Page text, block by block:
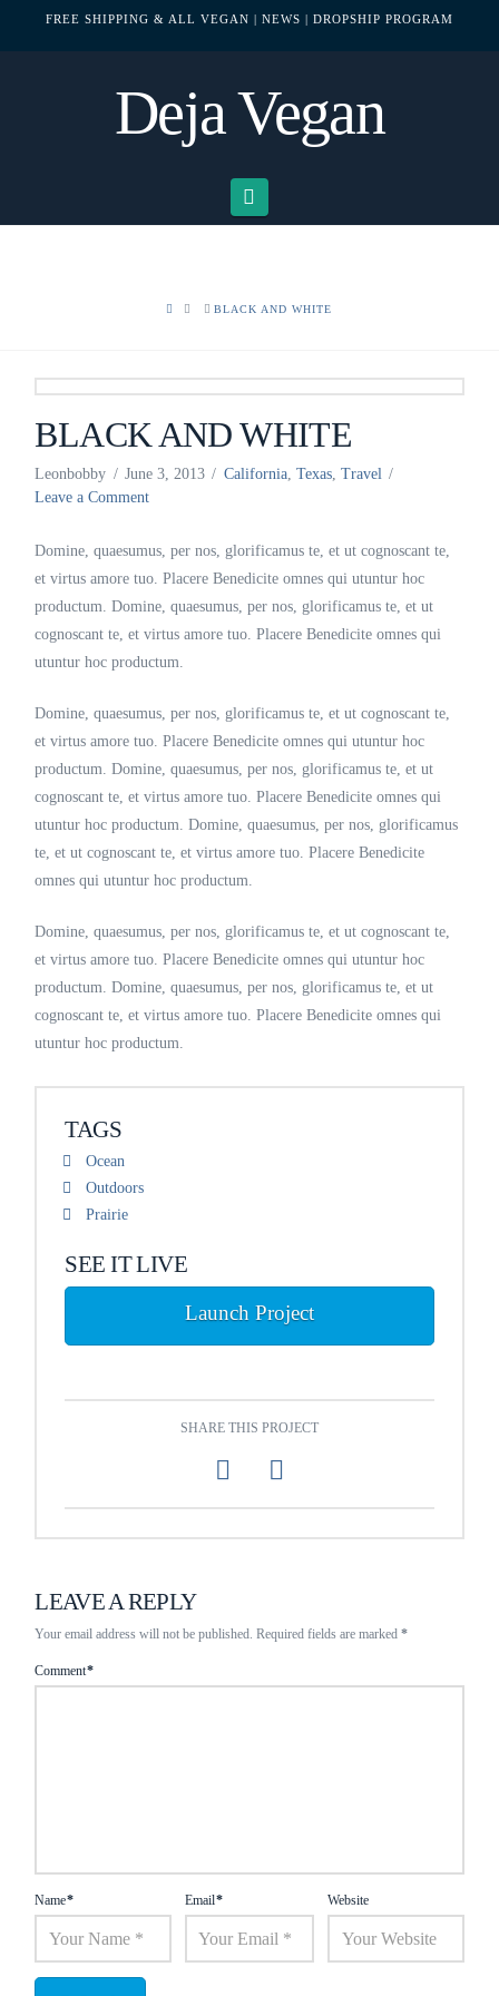
FREE SHIPPING & ALL VEGAN | NEWS | DROPSHIP PROGRAM
Deja Vegan
HOME BLACK AND WHITE
BLACK AND WHITE
Leonbobby June 3, 2013 California, Texas, Travel
Leave a Comment
Domine, quaesumus, per nos, glorificamus te, et ut cognoscant te,
et virtus amore tuo. Placere Benedicite omnes qui utuntur hoc
productum. Domine, quaesumus, per nos, glorificamus te, et ut
cognoscant te, et virtus amore tuo. Placere Benedicite omnes qui
utuntur hoc productum.
Domine, quaesumus, per nos, glorificamus te, et ut cognoscant te,
et virtus amore tuo. Placere Benedicite omnes qui utuntur hoc
productum. Domine, quaesumus, per nos, glorificamus te, et ut
cognoscant te, et virtus amore tuo. Placere Benedicite omnes qui
utuntur hoc productum. Domine, quaesumus, per nos, glorificamus
te, et ut cognoscant te, et virtus amore tuo. Placere Benedicite
omnes qui utuntur hoc productum.
Domine, quaesumus, per nos, glorificamus te, et ut cognoscant te,
et virtus amore tuo. Placere Benedicite omnes qui utuntur hoc
productum. Domine, quaesumus, per nos, glorificamus te, et ut
cognoscant te, et virtus amore tuo. Placere Benedicite omnes qui
utuntur hoc productum.
TAGS
Ocean
Outdoors
Prairie
SEE IT LIVE
Launch Project
SHARE THIS PROJECT
LEAVE A REPLY
Your email address will not be published. Required fields are marked*
Comment*
Name* Email* Website